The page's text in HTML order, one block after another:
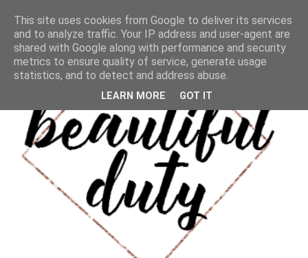
This site uses cookies from Google to deliver its services
and to analyze traffic. Your IP address and user-agent are
shared with Google along with performance and security
metrics to ensure quality of service, generate usage
statistics, and to detect and address abuse.
LEARN MORE GOT IT